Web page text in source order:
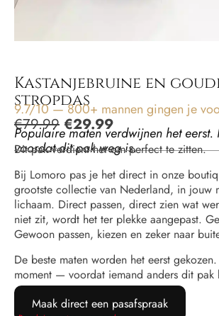
Kastanjebruine en
stropdas
9.7/10 — 800+ mannen gingen je
€79.99 €29.99
Populaire maten verdwijnen het
voordat dit pak weg is.
Dit pak verdient het om perfect te zitten.
Bij Lomoro pas je het direct in onze
grootste collectie van Nederland, in jouw
lichaam. Direct passen, direct zien wat
niet zit, wordt het ter plekke aangepast.
Gewoon passen, kiezen en zeker naar
De beste maten worden het eerst
moment — voordat iemand anders dit pak
Maak direct een pasafspraak